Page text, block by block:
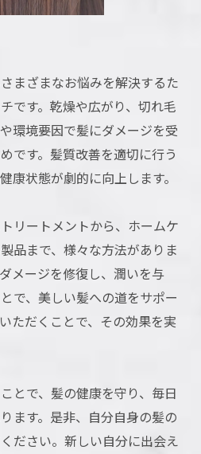
まざまなお悩みを解決するた
です。乾燥や広がり、切れ毛
環境要因で髪にダメージを受
です。髪質改善を適切に行う
康状態が劇的に向上します。
リートメントから、ホームケ
品まで、様々な方法がありま
メージを修復し、潤いを与
で、美しい髪への道をサポー
ただくことで、その効果を実
とで、髪の健康を守り、毎日
ます。是非、自分自身の髪の
ださい。新しい自分に出会え